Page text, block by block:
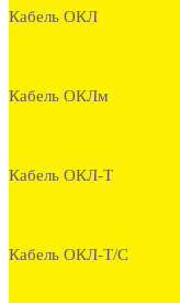
Кабель ОКЛ
Кабель ОКЛм
Кабель ОКЛ-Т
Кабель ОКЛ-Т/С